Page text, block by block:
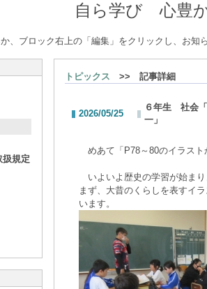
豊かな たくま
、ブロック右上の「編集」をクリックし、お知
扱規定
トピックス >> 記事詳細
2026/05/25
６年生 社会
一」
めあて「P78～80のイラスト
いよいよ歴史の学習が始まり
まず、大昔のくらしを表すイ
います。